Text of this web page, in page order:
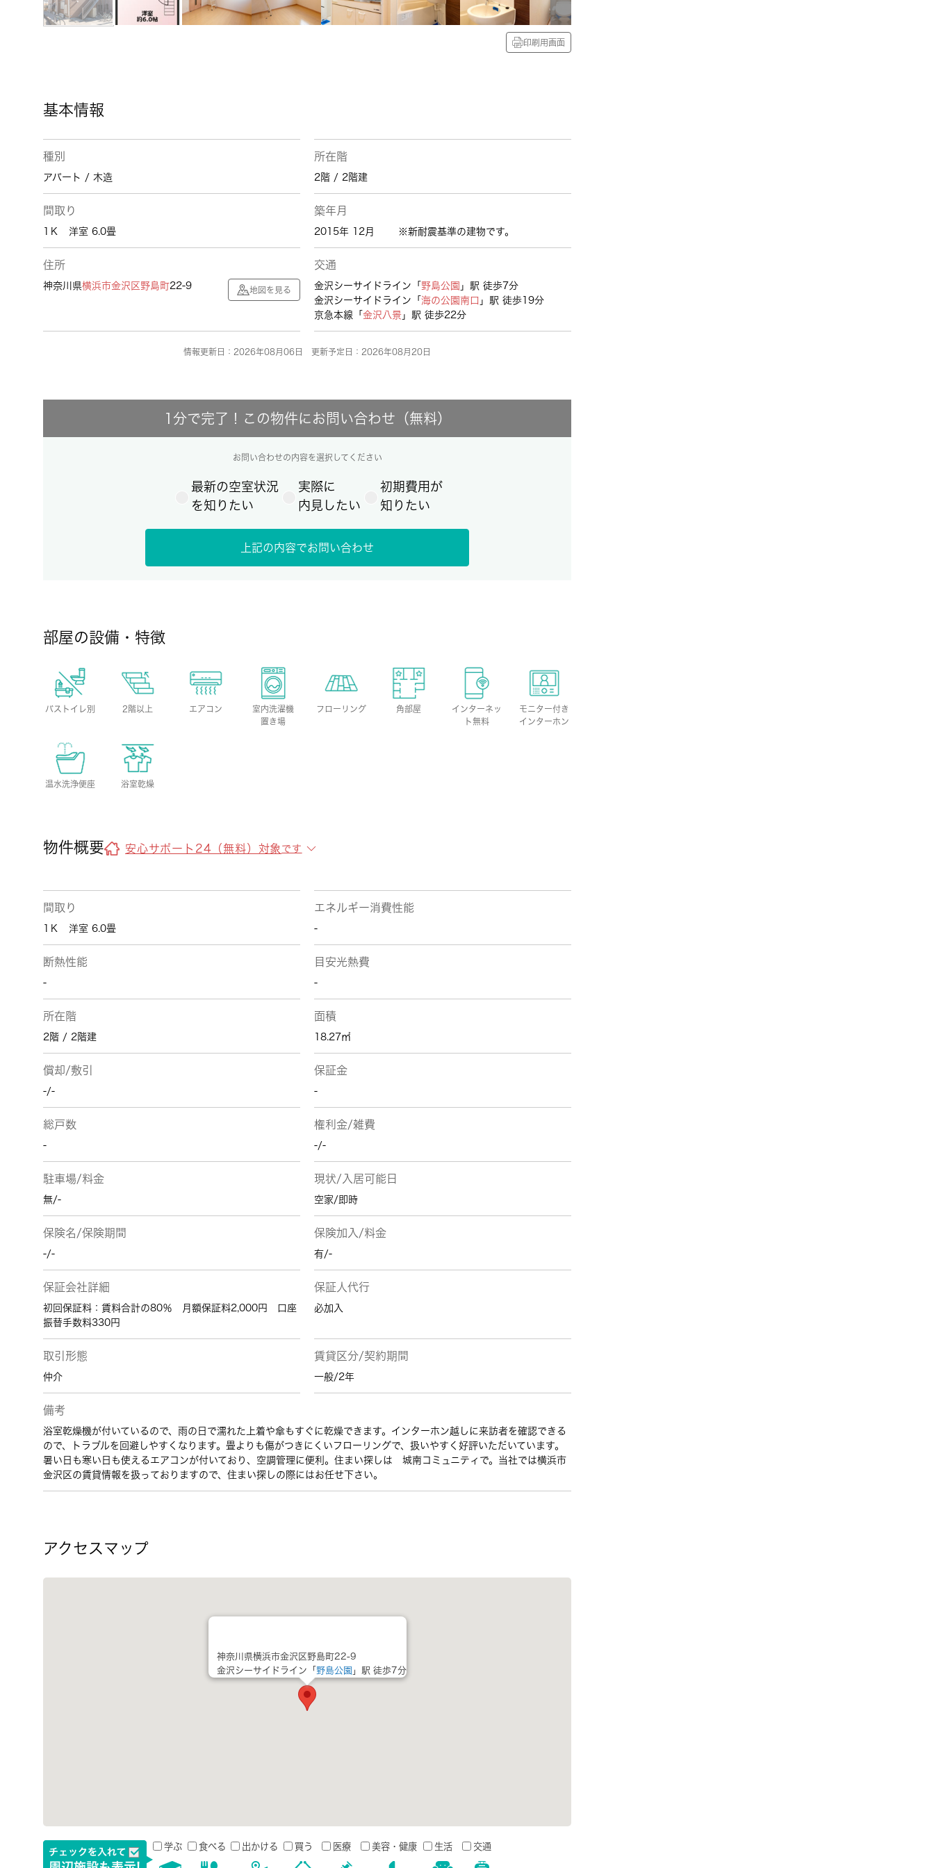
印刷用画面
基本情報
種別
アパート / 木造
所在階
2階 / 2階建
間取り
1Ｋ 洋室 6.0畳
築年月
2015年 12月 ※新耐震基準の建物です。
住所
神奈川県横浜市金沢区 野島町22-9 地図を見る
交通
金沢シーサイドライン「 野島公園 」駅 徒歩7分
金沢シーサイドライン「 海の公園南口 」駅 徒歩19分
京急本線「 金沢八景 」駅 徒歩22分
情報更新日：2026年08月06日 更新予定日：2026年08月20日
1分で完了！この物件にお問い合わせ（無料）
お問い合わせの内容を選択してください
最新の空室状況
を知りたい
実際に
内見したい
初期費用が
知りたい
上記の内容でお問い合わせ
部屋の設備・特徴
バストイレ別 2階以上 エアコン
室内洗濯機
置き場
フローリング 角部屋
インターネッ
ト無料
モニター付き
インターホン
温水洗浄便座 浴室乾燥
物件概要 安心サポート24（無料）対象 です
間取り
1Ｋ 洋室 6.0畳
エネルギー消費性能
-
断熱性能
-
目安光熱費
-
所在階
2階 / 2階建
面積
18.27㎡
償却/敷引
-/-
保証金
-
総戸数
-
権利金/雑費
-/-
駐車場/料金
無/-
現状/入居可能日
空家/即時
保険名/保険期間
-/-
保険加入/料金
有/-
保証会社詳細
初回保証料：賃料合計の80％ 月額保証料2,000円 口座
振替手数料330円
保証人代行
必加入
取引形態
仲介
賃貸区分/契約期間
一般/2年
備考
浴室乾燥機が付いているので、雨の日で濡れた上着や傘もすぐに乾燥できます。インターホン越しに来訪者を確認できる
ので、トラブルを回避しやすくなります。畳よりも傷がつきにくいフローリングで、扱いやすく好評いただいています。
暑い日も寒い日も使えるエアコンが付いており、空調管理に便利。住まい探しは 城南コミュニティで。当社では横浜市
金沢区の賃貸情報を扱っておりますので、住まい探しの際にはお任せ下さい。
アクセスマップ
神奈川県横浜市金沢区野島町22-9
金沢シーサイドライン「 野島公園 」駅 徒歩7分
学ぶ 食べる 出かける 買う 医療 美容・健康 生活 交通